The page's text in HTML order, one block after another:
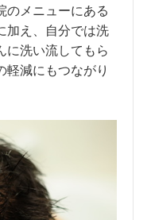
のメニューにある
加え、自分では洗
に洗い流してもら
軽減にもつながり